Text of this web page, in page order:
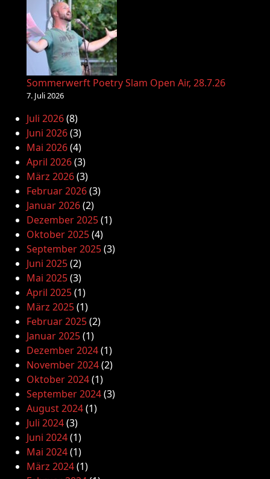
Sommerwerft Poetry Slam Open Air, 28.7.26
7. Juli 2026
Juli 2026(8)
Juni 2026(3)
Mai 2026(4)
April 2026(3)
März 2026(3)
Februar 2026(3)
Januar 2026(2)
Dezember 2025(1)
Oktober 2025(4)
September 2025(3)
Juni 2025(2)
Mai 2025(3)
April 2025(1)
März 2025(1)
Februar 2025(2)
Januar 2025(1)
Dezember 2024(1)
November 2024(2)
Oktober 2024(1)
September 2024(3)
August 2024(1)
Juli 2024(3)
Juni 2024(1)
Mai 2024(1)
März 2024(1)